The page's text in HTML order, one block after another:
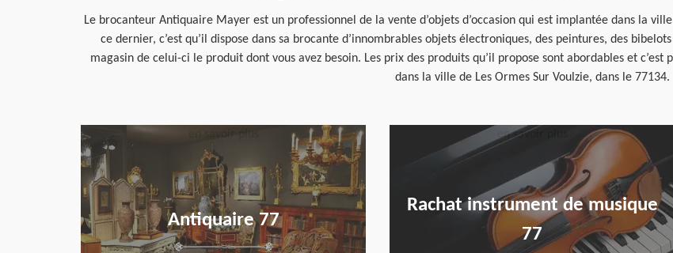
Le brocanteur Antiquaire Mayer est un professionnel de la vente d’objets d’occasion qui est implantée dans la
ce dernier, c’est qu’il dispose dans sa brocante d’innombrables objets électroniques, des peintures, des
magasin de celui-ci le produit dont vous avez besoin. Les prix des produits qu’il propose sont abordables et
dans la ville de Les Ormes Sur Voulzie, dans le 77134.
Antiquaire 77
Rachat instrument de musique
77
en savoir plus